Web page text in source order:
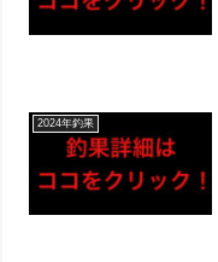
2024年釣果